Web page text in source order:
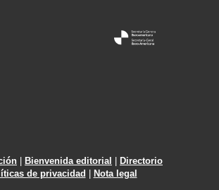
Bienvenida editorial
Directorio
de privacidad
Nota legal